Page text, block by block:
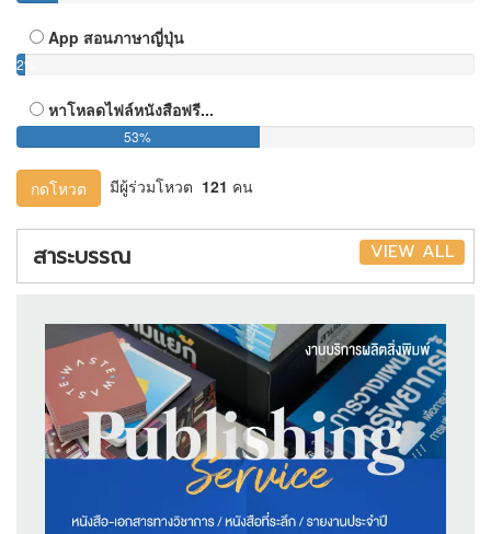
App สอนภาษาญี่ปุ่น
2%
หาโหลดไฟล์หนังสือฟรี...
53%
กดโหวต มีผู้ร่วมโหวต 121 คน
สาระบรรณ VIEW ALL